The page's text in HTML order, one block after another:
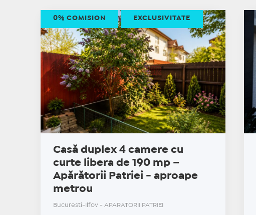
Casă duplex 4 camere cu
curte libera de 190 mp –
Apărătorii Patriei - aproape
metrou
Bucuresti-Ilfov - APARATORII PATRIEI
0% COMISION EXCLUSIVITATE